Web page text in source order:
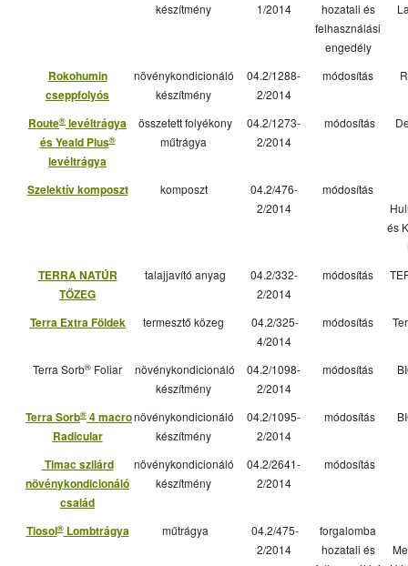
készítmény
1/2014
hozatali és
felhasználási
engedély
Rokohumin
cseppfolyós
növénykondicionáló
készítmény
04.2/1288-
2/2014
módosítás
Route® levéltrágya
és Yeald Plus®
levéltrágya
összetett folyékony
műtrágya
04.2/1273-
2/2014
módosítás
Szelektív komposzt komposzt
04.2/476-
2/2014
módosítás
és
TERRA NATÚR
TŐZEG
talajjavító anyag
04.2/332-
2/2014
módosítás
Terra Extra Földek termesztő közeg
04.2/325-
4/2014
módosítás
Terra Sorb® Foliar
növénykondicionáló
készítmény
04.2/1098-
2/2014
módosítás
Terra Sorb® 4 macro
Radicular
növénykondicionáló
készítmény
04.2/1095-
2/2014
módosítás
Timac szilárd
növénykondicionáló
család
növénykondicionáló
készítmény
04.2/2641-
2/2014
módosítás
Tiosol®Lombtrágya műtrágya
04.2/475-
2/2014
forgalomba
hozatali és